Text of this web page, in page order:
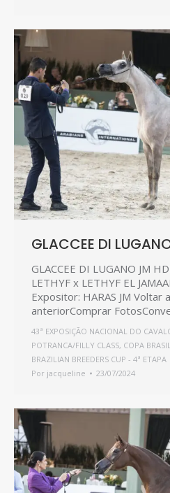
GLACCEE DI
GLACCEE DI LUGANO JM
LETHYF x LETHYF EL
Expositor: HARAS JM Voltar
anteriorComprar
43ª EXPOSIÇÃO NACIONAL DO
POTRANCA/FILLY CLASS, COPA
BRAZILIAN BREEDERS CUP - 4ª ETAPA
Por jacqueline 23/07/2024